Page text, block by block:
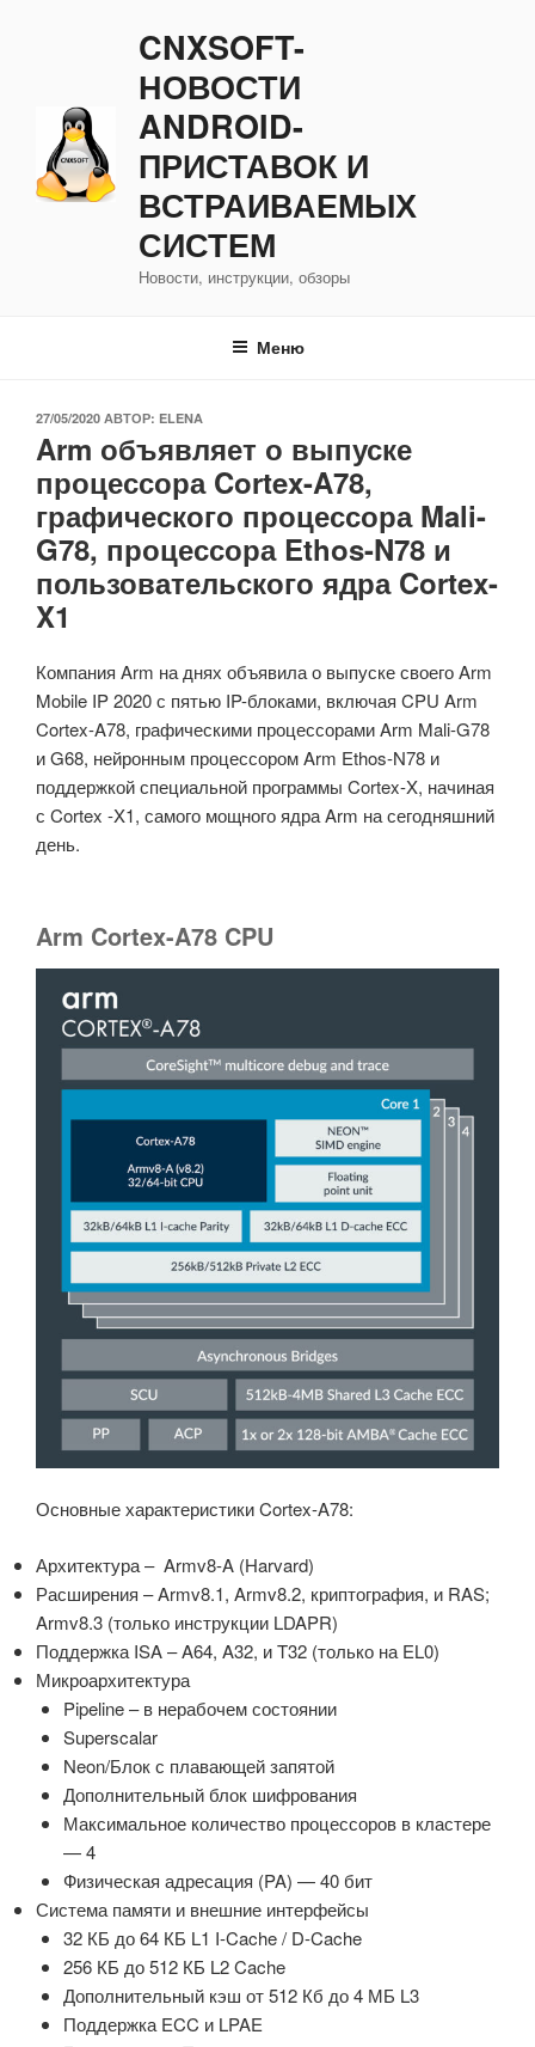
CNXSOFT-
НОВОСТИ
ANDROID-
ПРИСТАВОК И
ВСТРАИВАЕМЫХ
СИСТЕМ
Новости, инструкции, обзоры
Меню
ОПУБЛИКОВАНО
27/05/2020 АВТОР: ELENA
Arm объявляет о выпуске
процессора Cortex-A78,
графического процессора Mali-
G78, процессора Ethos-N78 и
пользовательского ядра Cortex-
X1
Компания Arm на днях объявила о выпуске своего Arm
Mobile IP 2020 с пятью IP-блоками, включая CPU Arm
Cortex-A78, графическими процессорами Arm Mali-G78
и G68, нейронным процессором Arm Ethos-N78 и
поддержкой специальной программы Cortex-X, начиная
с Cortex -X1, самого мощного ядра Arm на сегодняшний
день.
Arm Cortex-A78 CPU
Основные характеристики Cortex-A78:
Архитектура – Armv8-A (Harvard)
Расширения – Armv8.1, Armv8.2, криптография, и RAS;
Armv8.3 (только инструкции LDAPR)
Поддержка ISA – A64, A32, и T32 (только на EL0)
Микроархитектура
Pipeline – в нерабочем состоянии
Superscalar
Neon/Блок с плавающей запятой
Дополнительный блок шифрования
Максимальное количество процессоров в кластере
— 4
Физическая адресация (PA) — 40 бит
Система памяти и внешние интерфейсы
32 КБ до 64 КБ L1 I-Cache / D-Cache
256 КБ до 512 КБ L2 Cache
Дополнительный кэш от 512 Кб до 4 МБ L3
Поддержка ECC и LPAE